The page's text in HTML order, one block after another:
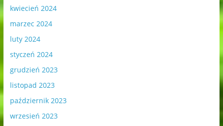
kwiecień 2024
marzec 2024
luty 2024
styczeń 2024
grudzień 2023
listopad 2023
październik 2023
wrzesień 2023